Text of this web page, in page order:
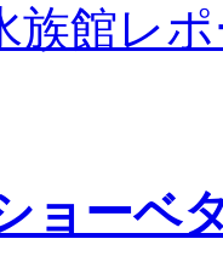
族館レ
ョーベ